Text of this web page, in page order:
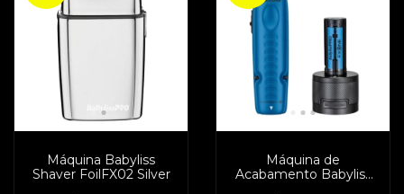
Máquina Babyliss
Shaver FoilFX02 Silver
Máquina de
Acabamento Babyliss